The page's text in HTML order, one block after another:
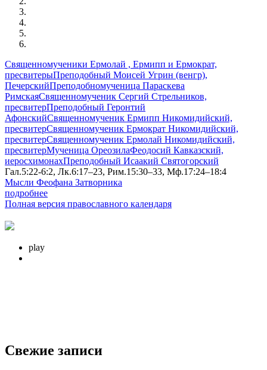
Священномученики Ермолай , Ермипп и Ермократ,
пресвитерыПреподобный Моисей Угрин (венгр),
ПечерскийПреподобномученица Параскева
РимскаяСвященномученик Сергий Стрельников,
пресвитерПреподобный Геронтий
АфонскийСвященномученик Ермипп Никомидийский,
пресвитерСвященномученик Ермократ Никомидийский,
пресвитерСвященномученик Ермолай Никомидийский,
пресвитерМученица ОреозилаФеодосий Кавказский,
иеросхимонахПреподобный Исаакий Святогорский
Гал.5:22-6:2, Лк.6:17–23, Рим.15:30–33, Мф.17:24–18:4
Мысли Феофана Затворника
подробнее
Полная версия православного календаря
play
Свежие записи